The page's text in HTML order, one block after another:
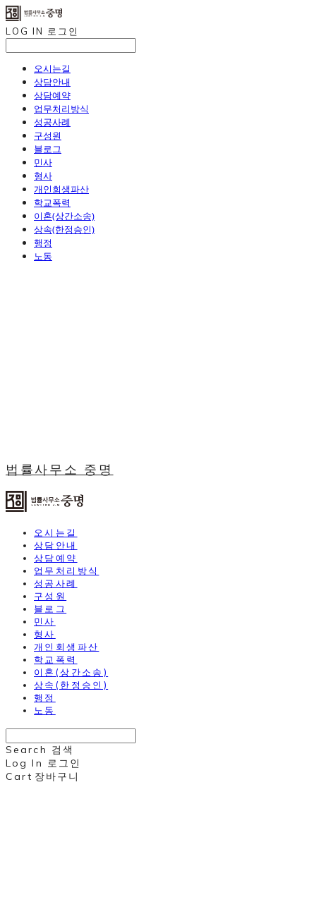
LOG IN 로그인
오시는길
상담안내
상담예약
업무처리방식
성공사례
구성원
블로그
민사
형사
개인회생파산
학교폭력
이혼(상간소송)
상속(한정승인)
행정
노동
법률사무소 중명
오시는길
상담안내
상담예약
업무처리방식
성공사례
구성원
블로그
민사
형사
개인회생파산
학교폭력
이혼(상간소송)
상속(한정승인)
행정
노동
Search 검색
Log In 로그인
Cart 장바구니